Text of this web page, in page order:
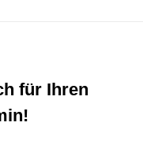
für Ihren